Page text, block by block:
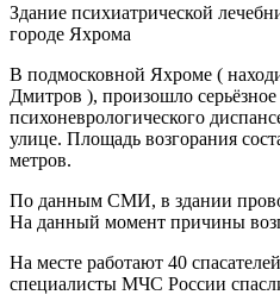
Здание психиатрической
городе Яхрома
В подмосковной Яхроме (
Дмитров ), произошло
психоневрологического
улице. Площадь возгорания
метров.
По данным СМИ, в здании
На данный момент причины
На месте работают 40
специалисты МЧС России